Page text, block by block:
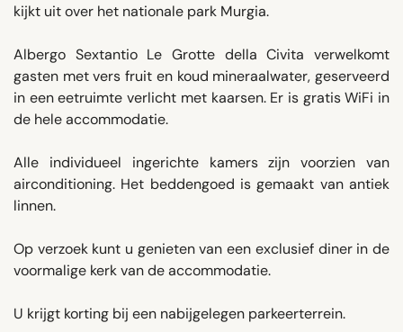
kijkt uit over het nationale park Murgia.
Albergo Sextantio Le Grotte della Civita verwelkomt
gasten met vers fruit en koud mineraalwater, geserveerd
in een eetruimte verlicht met kaarsen. Er is gratis WiFi in
de hele accommodatie.
Alle individueel ingerichte kamers zijn voorzien van
airconditioning. Het beddengoed is gemaakt van antiek
linnen.
Op verzoek kunt u genieten van een exclusief diner in de
voormalige kerk van de accommodatie.
U krijgt korting bij een nabijgelegen parkeerterrein.